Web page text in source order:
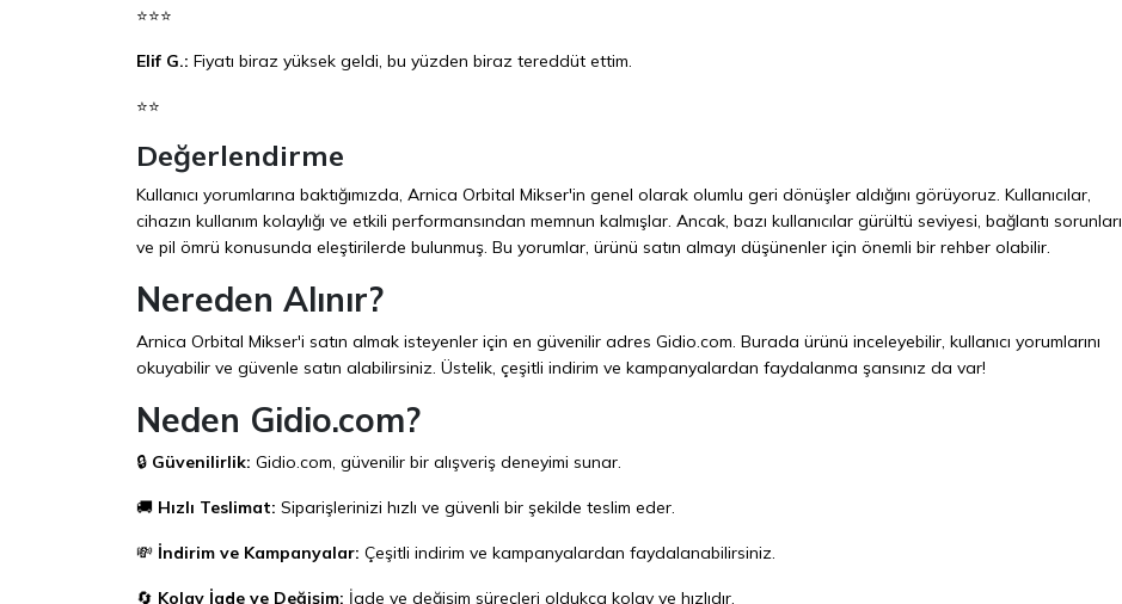
⭐⭐⭐
Elif G.: Fiyatı biraz yüksek geldi, bu yüzden biraz tereddüt ettim.
⭐⭐
Değerlendirme
Kullanıcı yorumlarına baktığımızda, Arnica Orbital Mikser'in genel olarak olumlu geri dönüşler aldığını görüyoruz. Kullanıcılar,
cihazın kullanım kolaylığı ve etkili performansından memnun kalmışlar. Ancak, bazı kullanıcılar gürültü seviyesi, bağlantı sorunları
ve pil ömrü konusunda eleştirilerde bulunmuş. Bu yorumlar, ürünü satın almayı düşünenler için önemli bir rehber olabilir.
Nereden Alınır?
Arnica Orbital Mikser'i satın almak isteyenler için en güvenilir adres Gidio.com . Burada ürünü inceleyebilir, kullanıcı yorumlarını
okuyabilir ve güvenle satın alabilirsiniz. Üstelik, çeşitli indirim ve kampanyalardan faydalanma şansınız da var!
Neden Gidio.com?
🔒 Güvenilirlik: Gidio.com , güvenilir bir alışveriş deneyimi sunar.
🚚 Hızlı Teslimat: Siparişlerinizi hızlı ve güvenli bir şekilde teslim eder.
💸 İndirim ve Kampanyalar: Çeşitli indirim ve kampanyalardan faydalanabilirsiniz.
🔄 Kolay İade ve Değişim: İade ve değişim süreçleri oldukça kolay ve hızlıdır.